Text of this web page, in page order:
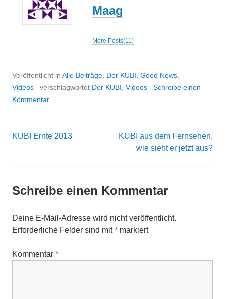
Maag
More Posts(11)
Veröffentlicht in Alle Beiträge Der KUBI Good News
Videos
verschlagwortet Der KUBI Videos
Schreibe einen
Kommentar
Beitrags-
KUBI Ernte 2013
KUBI aus dem Fernsehen,
wie sieht er jetzt aus?
Schreibe einen Kommentar
Deine E-Mail-Adresse wird nicht veröffentlicht.
Erforderliche Felder sind mit* markiert
Kommentar *